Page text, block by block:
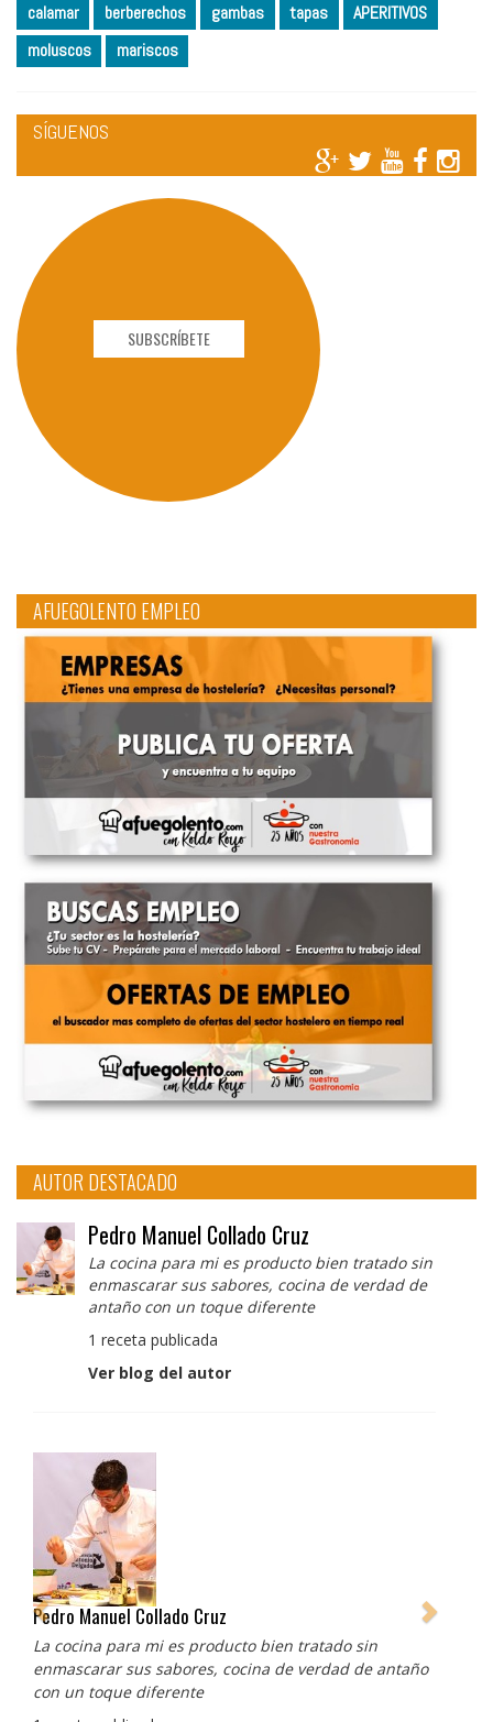
calamar berberechos gambas tapas
APERITIVOS
moluscos
mariscos
SÍGUENOS
SUBSCRÍBETE
AFUEGOLENTO EMPLEO
AUTOR DESTACADO
Pedro Manuel Collado Cruz
La cocina para mi es producto bien tratado sin
enmascarar sus sabores, cocina de verdad de
antaño con un toque diferente
1 receta publicada
Ver blog del autor
Pedro Manuel Collado Cruz
La cocina para mi es producto bien tratado sin
enmascarar sus sabores, cocina de verdad de antaño
con un toque diferente